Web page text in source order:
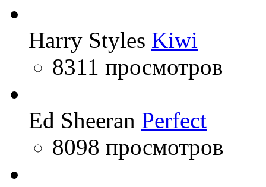
Harry Styles Kiwi
8311 просмотров
Ed Sheeran Perfect
8098 просмотров